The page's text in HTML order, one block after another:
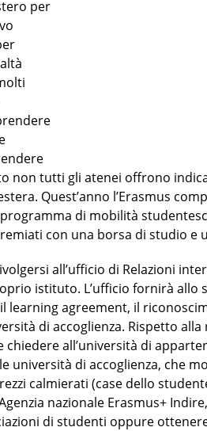
per
non tutti gli atenei offrono
Quest’anno l’Erasmus
di mobilità
con una borsa di studio e
all’ufficio di Relazioni
istituto. L’ufficio fornirà allo
learning agreement, il
di accoglienza. Rispetto
chiedere all’università di
università di accoglienza, che
calmierati (case dello
nazionale Erasmus+
di studenti oppure